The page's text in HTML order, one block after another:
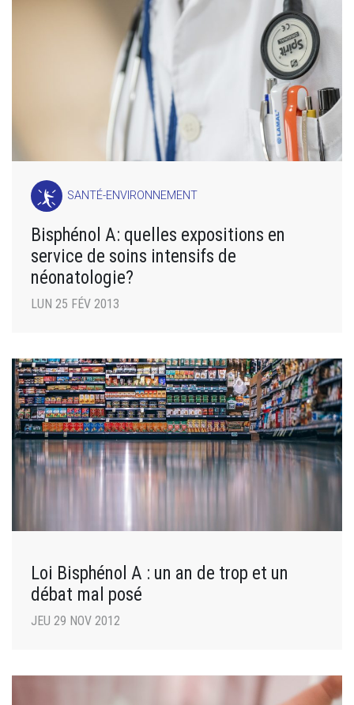
SANTÉ-ENVIRONNEMENT
Bisphénol A: quelles expositions en
service de soins intensifs de
néonatologie?
LUN 25 FÉV 2013
Loi Bisphénol A : un an de trop et un
débat mal posé
JEU 29 NOV 2012